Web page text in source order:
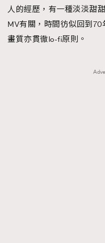
人的經歷，有一種淡淡甜
MV有關，時間彷似回到70
畫質亦貫徹lo-fi原則。